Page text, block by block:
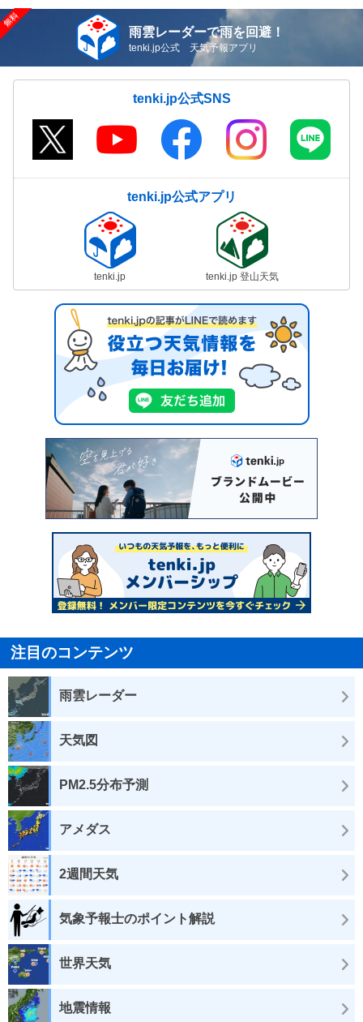
雨雲レーダーで雨を回避！
tenki.jp公式 天気予報アプリ
tenki.jp公式SNS
tenki.jp公式アプリ
tenki.jp tenki.jp 登山天気
注目のコンテンツ
雨雲レーダー
天気図
PM2.5分布予測
アメダス
2週間天気
気象予報士のポイント解説
世界天気
地震情報